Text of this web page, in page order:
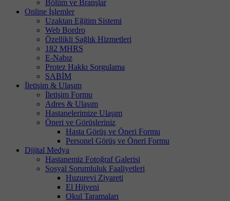
Bölüm ve Branşlar
Online İşlemler
Uzaktan Eğitim Sistemi
Web Bordro
Özellikli Sağlık Hizmetleri
182 MHRS
E-Nabız
Protez Hakkı Sorgulama
SABİM
İletişim & Ulaşım
İletişim Formu
Adres & Ulaşım
Hastanelerimize Ulaşım
Öneri ve Görüşleriniz
Hasta Görüş ve Öneri Formu
Personel Görüş ve Öneri Formu
Dijital Medya
Hastanemiz Fotoğraf Galerisi
Sosyal Sorumluluk Faaliyetleri
Huzurevi Ziyareti
El Hijyeni
Okul Taramaları